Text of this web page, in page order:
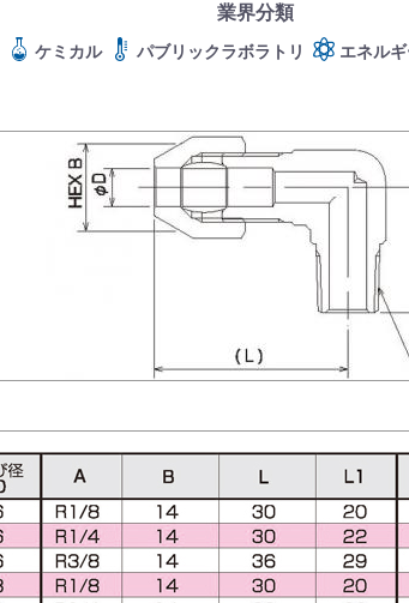
業界分類
ケミカル パブリックラボラトリ エネル